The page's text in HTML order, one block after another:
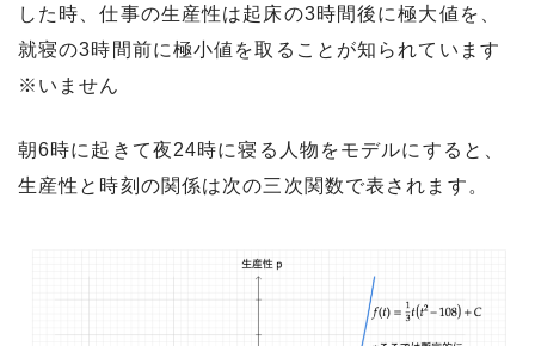
した時、仕事の生産性は起床の3時間後に極大値を、
就寝の3時間前に極小値を取ることが知られています
※いません
朝6時に起きて夜24時に寝る人物をモデルにすると、
生産性と時刻の関係は次の三次関数で表されます。